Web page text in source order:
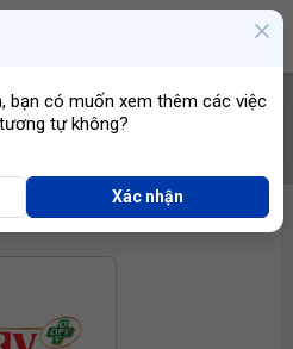
bạn có muốn xem thêm các việc
tự không?
Xác nhận